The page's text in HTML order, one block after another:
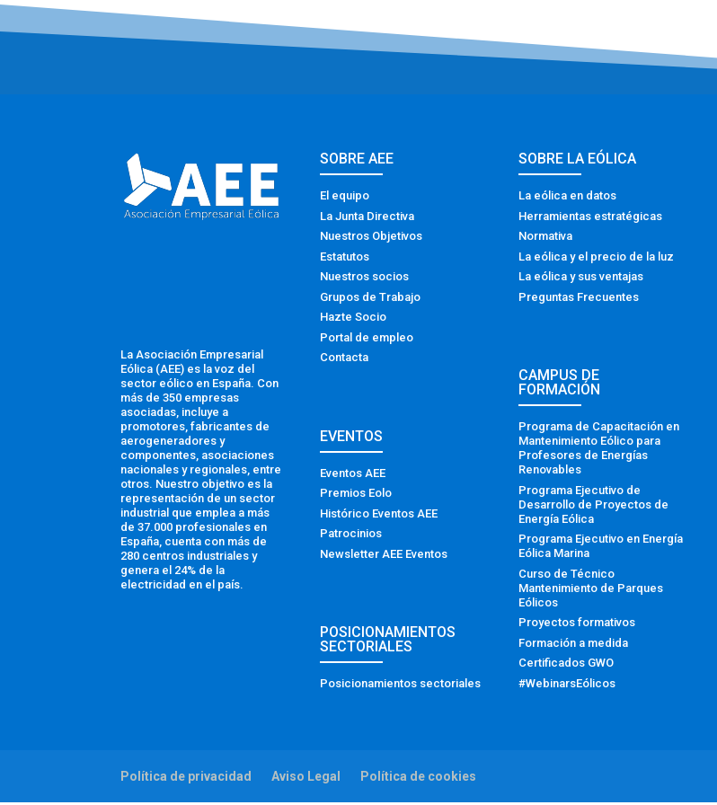
La Asociación Empresarial
Eólica (AEE) es la voz del
sector eólico en España. Con
más de 350 empresas
asociadas, incluye a
promotores, fabricantes de
aerogeneradores y
componentes, asociaciones
nacionales y regionales, entre
otros. Nuestro objetivo es la
representación de un sector
industrial que emplea a más
de 37.000 profesionales en
España, cuenta con más de
280 centros industriales y
genera el 24% de la
electricidad en el país.
SOBRE AEE
El equipo
La Junta Directiva
Nuestros Objetivos
Estatutos
Nuestros socios
Grupos de Trabajo
Hazte Socio
Portal de empleo
Contacta
EVENTOS
Eventos AEE
Premios Eolo
Histórico Eventos AEE
Patrocinios
Newsletter AEE Eventos
POSICIONAMIENTOS
SECTORIALES
Posicionamientos sectoriales
SOBRE LA EÓLICA
La eólica en datos
Herramientas estratégicas
Normativa
La eólica y el precio de la luz
La eólica y sus ventajas
Preguntas Frecuentes
CAMPUS DE
FORMACIÓN
Programa de Capacitación en
Mantenimiento Eólico para
Profesores de Energías
Renovables
Programa Ejecutivo de
Desarrollo de Proyectos de
Energía Eólica
Programa Ejecutivo en Energía
Eólica Marina
Curso de Técnico
Mantenimiento de Parques
Eólicos
Proyectos formativos
Formación a medida
Certificados GWO
#WebinarsEólicos
Política de privacidad Aviso Legal Política de cookies